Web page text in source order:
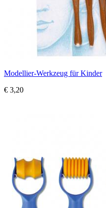
Modellier-Werkzeug für Kinder
€ 3,20